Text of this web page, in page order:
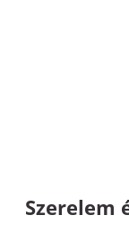
Szerelem